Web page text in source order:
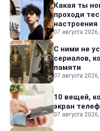
Какая ты
проходи
настроения
07 августа
С ними не
сериалов,
памяти
07 августа
10 вещей,
экран
07 августа